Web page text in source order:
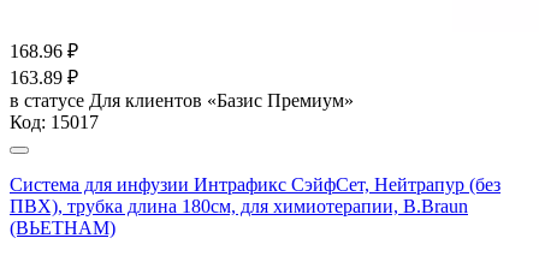
168.96 ₽
163.89 ₽
в статусе Для клиентов «Базис Премиум»
Код: 15017
Система для инфузии Интрафикс СэйфСет, Нейтрапур (без
ПВХ), трубка длина 180см, для химиотерапии, B.Braun
(ВЬЕТНАМ)